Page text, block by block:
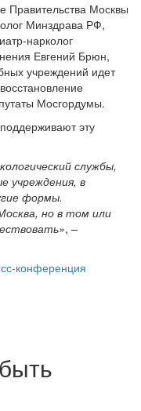
Правительства Москвы
Минздрава РФ,
нарколог
Евгений Брюн,
учреждений идет
Мосгордумы.
эту
службы,
учреждения, в
формы.
но в том или
, –
конференция